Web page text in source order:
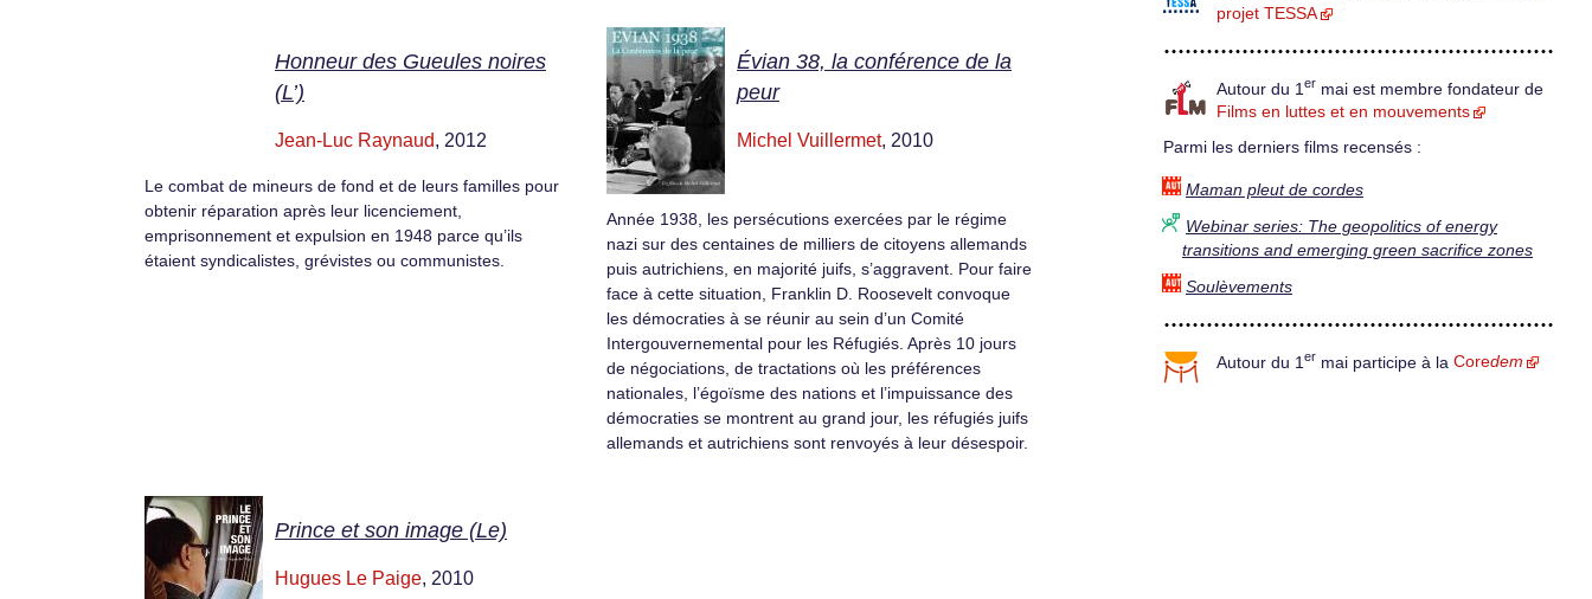
Honneur des Gueules noires
(L’)
Jean-Luc Raynaud, 2012
Le combat de mineurs de fond et de leurs familles pour
obtenir réparation après leur licenciement,
emprisonnement et expulsion en 1948 parce qu’ils
étaient syndicalistes, grévistes ou communistes.
Évian 38, la conférence de la
peur
Michel Vuillermet, 2010
Année 1938, les persécutions exercées par le régime
nazi sur des centaines de milliers de citoyens allemands
puis autrichiens, en majorité juifs, s’aggravent. Pour faire
face à cette situation, Franklin D. Roosevelt convoque
les démocraties à se réunir au sein d’un Comité
Intergouvernemental pour les Réfugiés. Après 10 jours
de négociations, de tractations où les préférences
nationales, l’égoïsme des nations et l’impuissance des
démocraties se montrent au grand jour, les réfugiés juifs
allemands et autrichiens sont renvoyés à leur désespoir.
Prince et son image (Le)
Hugues Le Paige, 2010
projet TESSA
Autour du 1 er mai est membre fondateur de
Films en luttes et en mouvements
Parmi les derniers films recensés :
Maman pleut de cordes
Webinar series: The geopolitics of energy
transitions and emerging green sacrifice zones
Soulèvements
Autour du 1 er mai participe à la Coredem